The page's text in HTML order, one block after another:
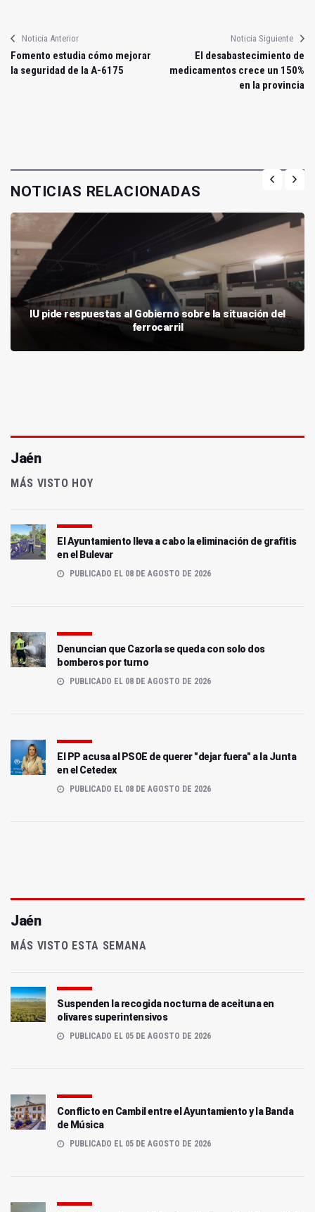
Noticia Anterior
Fomento estudia cómo mejorar
la seguridad de la A-6175
Noticia Siguiente
El desabastecimiento de
medicamentos crece un 150%
en la provincia
NOTICIAS RELACIONADAS
IU pide respuestas al Gobierno sobre la situación del
ferrocarril
Jaén
MÁS VISTO HOY
El Ayuntamiento lleva a cabo la eliminación de grafitis
en el Bulevar
PUBLICADO EL 08 DE AGOSTO DE 2026
Denuncian que Cazorla se queda con solo dos
bomberos por turno
PUBLICADO EL 08 DE AGOSTO DE 2026
El PP acusa al PSOE de querer "dejar fuera" a la Junta
en el Cetedex
PUBLICADO EL 08 DE AGOSTO DE 2026
Jaén
MÁS VISTO ESTA SEMANA
Suspenden la recogida nocturna de aceituna en
olivares superintensivos
PUBLICADO EL 05 DE AGOSTO DE 2026
Conflicto en Cambil entre el Ayuntamiento y la Banda
de Música
PUBLICADO EL 05 DE AGOSTO DE 2026